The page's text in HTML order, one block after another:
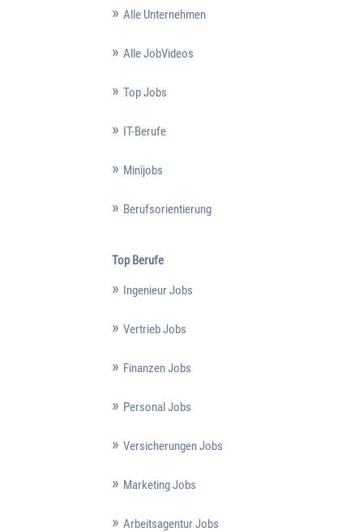
Alle Unternehmen
Alle JobVideos
Top Jobs
IT-Berufe
Minijobs
Berufsorientierung
Top Berufe
Ingenieur Jobs
Vertrieb Jobs
Finanzen Jobs
Personal Jobs
Versicherungen Jobs
Marketing Jobs
Arbeitsagentur Jobs